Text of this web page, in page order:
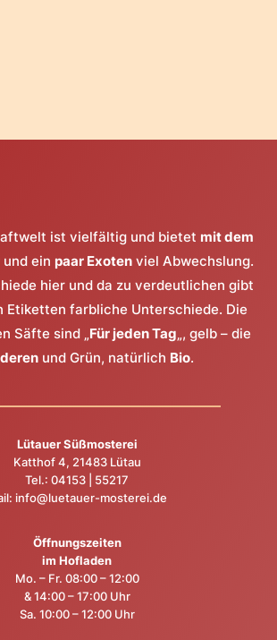
ist vielfältig und bietet mit dem
und ein paar Exoten viel Abwechslung.
hier und da zu verdeutlichen gibt
Etiketten farbliche Unterschiede. Die
Säfte sind „Für jeden Tag„, gelb – die
und Grün, natürlich Bio.
Lütauer Süßmosterei
Katthof 4, 21483 Lütau
Tel.: 04153 | 55217
info@luetauer-mosterei.de
Öffnungszeiten
im Hofladen
Mo. – Fr. 08:00 – 12:00
& 14:00 – 17:00 Uhr
Sa. 10:00 – 12:00 Uhr